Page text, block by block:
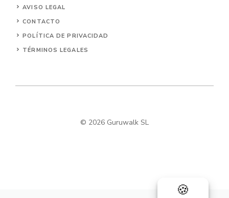
AVISO LEGAL
CONTACTO
POLÍTICA DE PRIVACIDAD
TÉRMINOS LEGALES
© 2026 Guruwalk SL